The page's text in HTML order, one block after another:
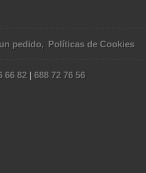
pedido Políticas de Cookies
66 82 |688 72 76 56